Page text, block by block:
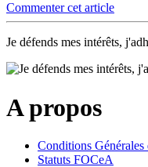
Commenter cet article
Je défends mes intérêts,
A propos
Conditions Générales
Statuts FOCeA